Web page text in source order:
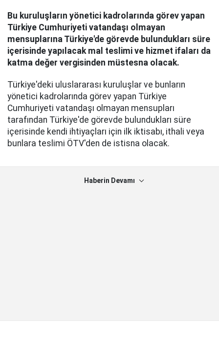
Bu kuruluşların yönetici kadrolarında görev yapan
Türkiye Cumhuriyeti vatandaşı olmayan
mensuplarına Türkiye'de görevde bulundukları süre
içerisinde yapılacak mal teslimi ve hizmet ifaları da
katma değer vergisinden müstesna olacak.
Türkiye'deki uluslararası kuruluşlar ve bunların
yönetici kadrolarında görev yapan Türkiye
Cumhuriyeti vatandaşı olmayan mensupları
tarafından Türkiye'de görevde bulundukları süre
içerisinde kendi ihtiyaçları için ilk iktisabı, ithali veya
bunlara teslimi ÖTV'den de istisna olacak.
Haberin Devamı